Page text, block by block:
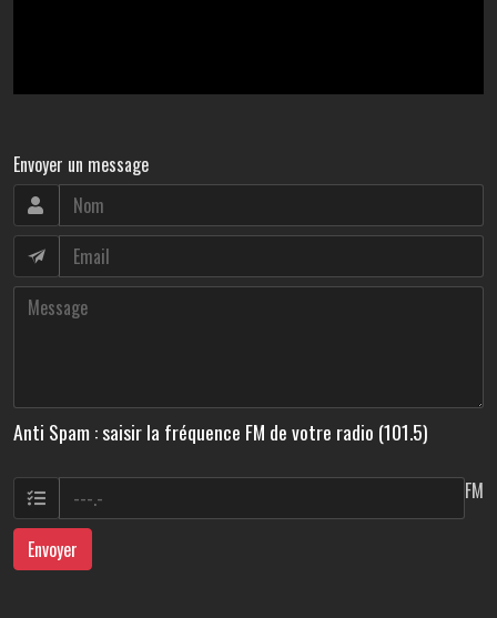
Envoyer un message
Anti Spam : saisir la fréquence FM de votre radio (101.5)
FM
Envoyer